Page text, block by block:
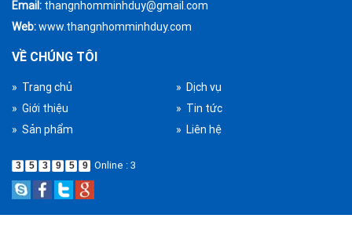
Email: thangnhomminhduy@gmail.com
Web:www.thangnhomminhduy.com
VỀ CHÚNG TÔI
» Trang chủ
» Dịch vụ
» Giới thiệu
» Tin tức
» Sản phẩm
» Liên hệ
3 5 3 9 5 9 Online : 3